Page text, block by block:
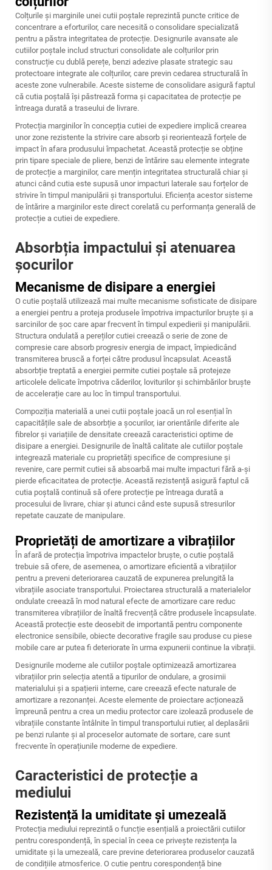
Colțurile și marginile unei cutii poștale reprezintă puncte critice de
concentrare a eforturilor, care necesită o consolidare specializată
pentru a păstra integritatea de protecție. Designurile avansate ale
cutiilor poștale includ structuri consolidate ale colțurilor prin
construcție cu dublă perețe, benzi adezive plasate strategic sau
protectoare integrate ale colțurilor, care previn cedarea structurală în
aceste zone vulnerabile. Aceste sisteme de consolidare asigură faptul
că cutia poștală își păstrează forma și capacitatea de protecție pe
întreaga durată a traseului de livrare.
Protecția marginilor în concepția cutiei de expediere implică crearea
unor zone rezistente la strivire care absorb și reorientează forțele de
impact în afara produsului împachetat. Această protecție se obține
prin tipare speciale de pliere, benzi de întărire sau elemente integrate
de protecție a marginilor, care mențin integritatea structurală chiar și
atunci când cutia este supusă unor impacturi laterale sau forțelor de
strivire în timpul manipulării și transportului. Eficiența acestor sisteme
de întărire a marginilor este direct corelată cu performanța generală de
protecție a cutiei de expediere.
Absorbția impactului și atenuarea
șocurilor
Mecanisme de disipare a energiei
O cutie poștală utilizează mai multe mecanisme sofisticate de disipare
a energiei pentru a proteja produsele împotriva impacturilor bruște și a
sarcinilor de șoc care apar frecvent în timpul expedierii și manipulării.
Structura ondulată a pereților cutiei creează o serie de zone de
compresie care absorb progresiv energia de impact, împiedicând
transmiterea bruscă a forței către produsul încapsulat. Această
absorbție treptată a energiei permite cutiei poștale să protejeze
articolele delicate împotriva căderilor, loviturilor și schimbărilor bruște
de accelerație care au loc în timpul transportului.
Compoziția materială a unei cutii poștale joacă un rol esențial în
capacitățile sale de absorbție a șocurilor, iar orientările diferite ale
fibrelor și variațiile de densitate creează caracteristici optime de
disipare a energiei. Designurile de înaltă calitate ale cutiilor poștale
integrează materiale cu proprietăți specifice de compresiune și
revenire, care permit cutiei să absoarbă mai multe impacturi fără a-și
pierde eficacitatea de protecție. Această rezistență asigură faptul că
cutia poștală continuă să ofere protecție pe întreaga durată a
procesului de livrare, chiar și atunci când este supusă stresurilor
repetate cauzate de manipulare.
Proprietăți de amortizare a vibrațiilor
În afară de protecția împotriva impactelor bruște, o cutie poștală
trebuie să ofere, de asemenea, o amortizare eficientă a vibrațiilor
pentru a preveni deteriorarea cauzată de expunerea prelungită la
vibrațiile asociate transportului. Proiectarea structurală a materialelor
ondulate creează în mod natural efecte de amortizare care reduc
transmiterea vibrațiilor de înaltă frecvență către produsele încapsulate.
Această protecție este deosebit de importantă pentru componente
electronice sensibile, obiecte decorative fragile sau produse cu piese
mobile care ar putea fi deteriorate în urma expunerii continue la vibrații.
Designurile moderne ale cutiilor poștale optimizează amortizarea
vibrațiilor prin selecția atentă a tipurilor de ondulare, a grosimii
materialului și a spațierii interne, care creează efecte naturale de
amortizare a rezonanței. Aceste elemente de proiectare acționează
împreună pentru a crea un mediu protector care izolează produsele de
vibrațiile constante întâlnite în timpul transportului rutier, al deplasării
pe benzi rulante și al proceselor automate de sortare, care sunt
frecvente în operațiunile moderne de expediere.
Caracteristici de protecție a
mediului
Rezistență la umiditate și umezeală
Protecția mediului reprezintă o funcție esențială a proiectării cutiilor
pentru corespondență, în special în ceea ce privește rezistența la
umiditate și la umezeală, care previne deteriorarea produselor cauzată
de condițiile atmosferice. O cutie pentru corespondență bine